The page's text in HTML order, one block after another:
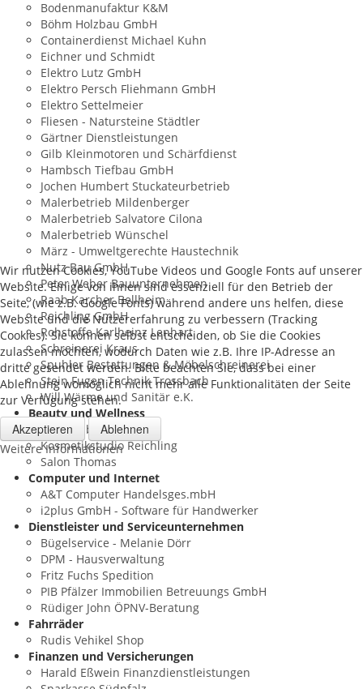
Bodenmanufaktur K&M
Böhm Holzbau GmbH
Containerdienst Michael Kuhn
Eichner und Schmidt
Elektro Lutz GmbH
Elektro Persch Fliehmann GmbH
Elektro Settelmeier
Fliesen - Natursteine Städtler
Gärtner Dienstleistungen
Gilb Kleinmotoren und Schärfdienst
Hambsch Tiefbau GmbH
Jochen Humbert Stuckateurbetrieb
Malerbetrieb Mildenberger
Malerbetrieb Salvatore Cilona
Malerbetrieb Wünschel
März - Umweltgerechte Haustechnik
Nutz Bau GmbH
Peter Weber Bauunternehmen
Raab Karcher Bellheim
Reichling GmbH
Rohstoffe Karlheinz Lenhart
Schreinerei Kraus
Spuhler Bestattungen & Möbelschreinerei
Stein Fugen Technik Trossbach
Will Wärme und Sanitär e.K.
Beauty und Wellness
Bellhair bei Salah
Kosmetikstudio Reichling
Salon Thomas
Computer und Internet
A&T Computer Handelsges.mbH
i2plus GmbH - Software für Handwerker
Dienstleister und Serviceunternehmen
Bügelservice - Melanie Dörr
DPM - Hausverwaltung
Fritz Fuchs Spedition
PIB Pfälzer Immobilien Betreuungs GmbH
Rüdiger John ÖPNV-Beratung
Fahrräder
Rudis Vehikel Shop
Finanzen und Versicherungen
Harald Eßwein Finanzdienstleistungen
Wir nutzen Cookies, YouTube Videos und Google Fonts auf unserer
Website. Einige von ihnen sind essenziell für den Betrieb der
Seite, (wie z.B. Google Fonts) während andere uns helfen, diese
Website und die Nutzererfahrung zu verbessern (Tracking
Cookies). Sie können selbst entscheiden, ob Sie die Cookies
zulassen möchten, wodurch Daten wie z.B. Ihre IP-Adresse an
dritte gesendet werden. Bitte beachten Sie, dass bei einer
Ablehnung womöglich nicht mehr alle Funktionalitäten der Seite
zur Verfügung stehen.
Akzeptieren Ablehnen
Weitere Informationen